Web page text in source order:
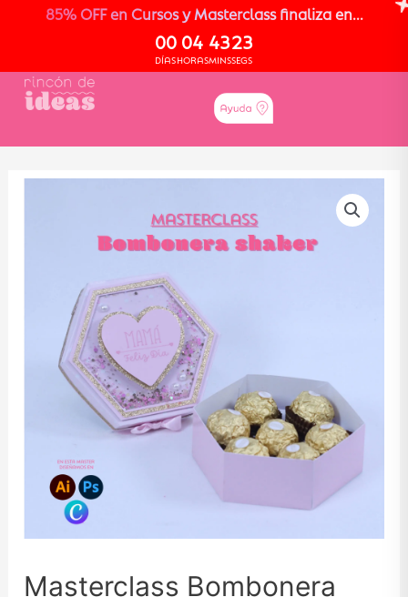
85% OFF en Cursos y Masterclass finaliza en...
00
DÍAS
04
HORAS
43
MINS
23
SEGS
Masterclass Bombonera